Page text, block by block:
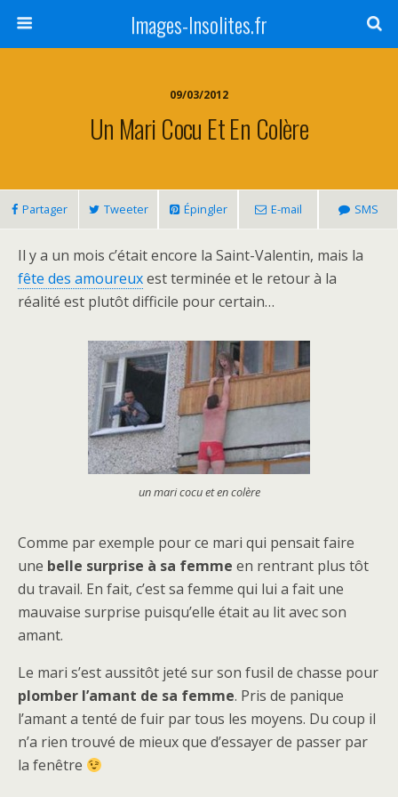
Images-Insolites.fr
09/03/2012
Un Mari Cocu Et En Colère
Partager Tweeter Épingler E-mail SMS
Il y a un mois c’était encore la Saint-Valentin, mais la
fête des amoureuxest terminée et le retour à la
réalité est plutôt difficile pour certain…
un mari cocu et en colère
Comme par exemple pour ce mari qui pensait faire
une belle surprise à sa femme en rentrant plus tôt
du travail. En fait, c’est sa femme qui lui a fait une
mauvaise surprise puisqu’elle était au lit avec son
amant.
Le mari s’est aussitôt jeté sur son fusil de chasse pour
plomber l’amant de sa femme. Pris de panique
l’amant a tenté de fuir par tous les moyens. Du coup il
n’a rien trouvé de mieux que d’essayer de passer par
la fenêtre